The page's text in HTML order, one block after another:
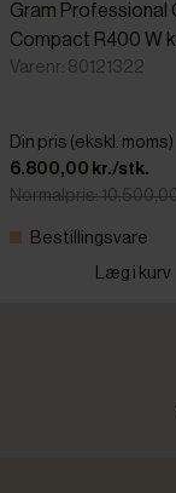
Gram Professional
Compact R400 W
Varenr: 80121322
Din pris (ekskl. moms)
6.800,00 kr./stk.
Normalpris:
Bestillingsvare
Læg i kurv